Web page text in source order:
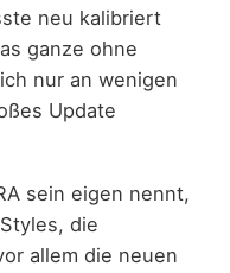
neu kalibriert
ganze ohne
nur an wenigen
Update
sein eigen nennt,
die
allem die neuen